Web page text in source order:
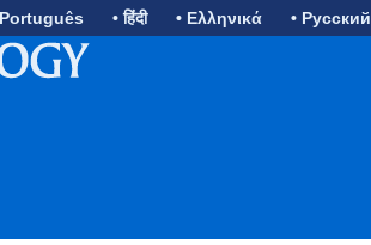
• हिंदी • Ελληνικά • Русский